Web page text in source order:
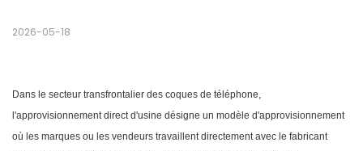
2026-05-18
Dans le secteur transfrontalier des coques de téléphone,
l'approvisionnement direct d'usine désigne un modèle d'approvisionnement
où les marques ou les vendeurs travaillent directement avec le fabricant